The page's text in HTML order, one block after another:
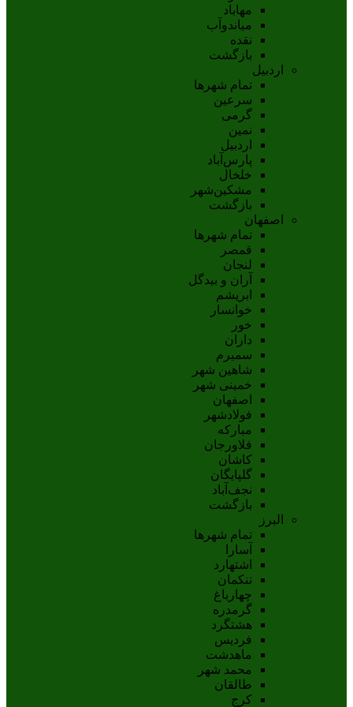
مهاباد
مياندوآب
نقده
بازگشت
اردبیل
تمام شهر‌ها
سرعین
گرمی
نمین
اردبيل
پارس‌آباد
خلخال
مشکين‌شهر
بازگشت
اصفهان
تمام شهر‌ها
قمصر
لنجان
آران و بیدگل
ابریشم
خوانسار
خور
داران
سمیرم
شاهین شهر
خمینی شهر
اصفهان
فولادشهر
مبارکه
فلاورجان
کاشان
گلپايگان
نجف‌آباد
بازگشت
البرز
تمام شهر‌ها
آسارا
اشتهارد
تنکمان
چهارباغ
گرمدره
هشتگرد
فردیس
ماهدشت
محمد شهر
طالقان
کرج